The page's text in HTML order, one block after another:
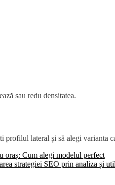
sau redu densitatea.
lateral și să alegi varianta
oraș: Cum alegi modelul perfect
strategiei SEO prin analiza și